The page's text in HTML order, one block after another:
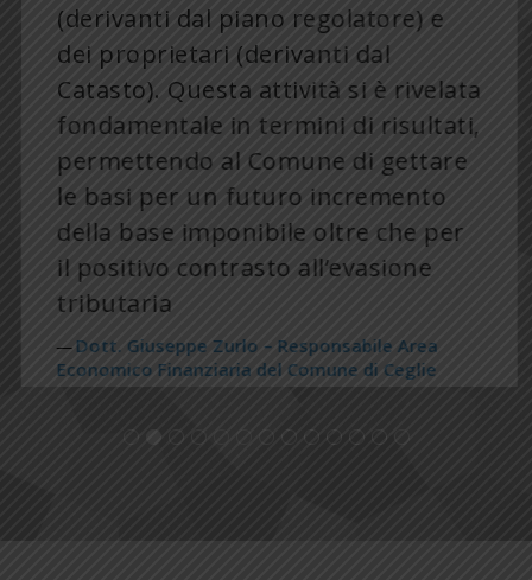
(derivanti dal piano regolatore) e
dei proprietari (derivanti dal
Catasto). Questa attività si è rivelata
fondamentale in termini di risultati,
permettendo al Comune di gettare
le basi per un futuro incremento
della base imponibile oltre che per
il positivo contrasto all’evasione
tributaria
Dott. Giuseppe Zurlo – Responsabile Area
Economico Finanziaria del Comune di Ceglie
Messapica (BR)